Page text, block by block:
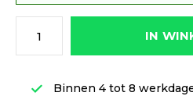
IN
Binnen 4 tot 8